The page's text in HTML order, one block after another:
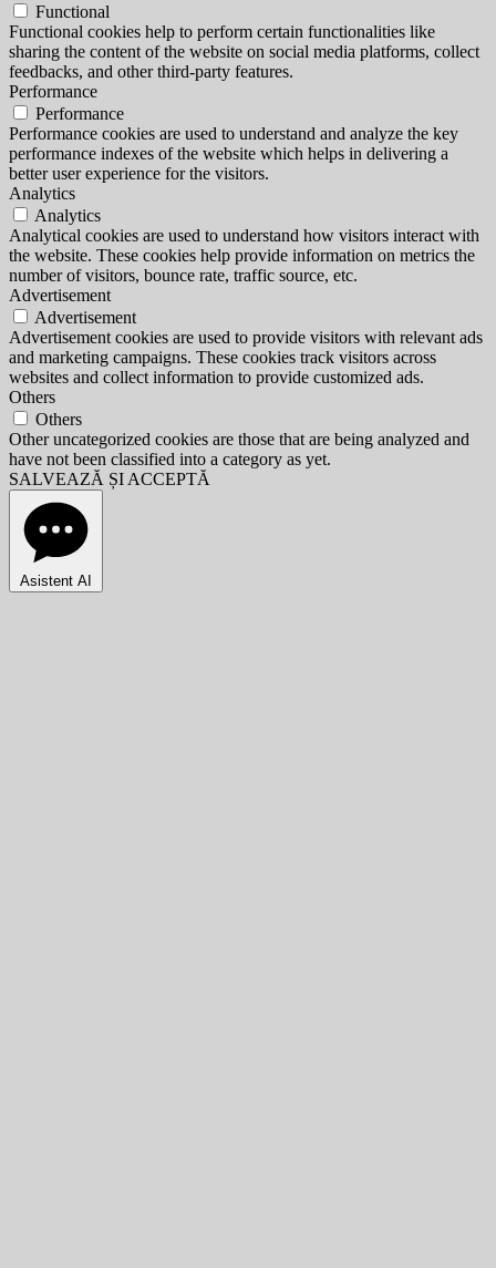
Functional
Functional cookies help to perform certain functionalities like
sharing the content of the website on social media platforms, collect
feedbacks, and other third-party features.
Performance
Performance
Performance cookies are used to understand and analyze the key
performance indexes of the website which helps in delivering a
better user experience for the visitors.
Analytics
Analytics
Analytical cookies are used to understand how visitors interact with
the website. These cookies help provide information on metrics the
number of visitors, bounce rate, traffic source, etc.
Advertisement
Advertisement
Advertisement cookies are used to provide visitors with relevant ads
and marketing campaigns. These cookies track visitors across
websites and collect information to provide customized ads.
Others
Others
Other uncategorized cookies are those that are being analyzed and
have not been classified into a category as yet.
SALVEAZĂ ȘI ACCEPTĂ
Asistent AI